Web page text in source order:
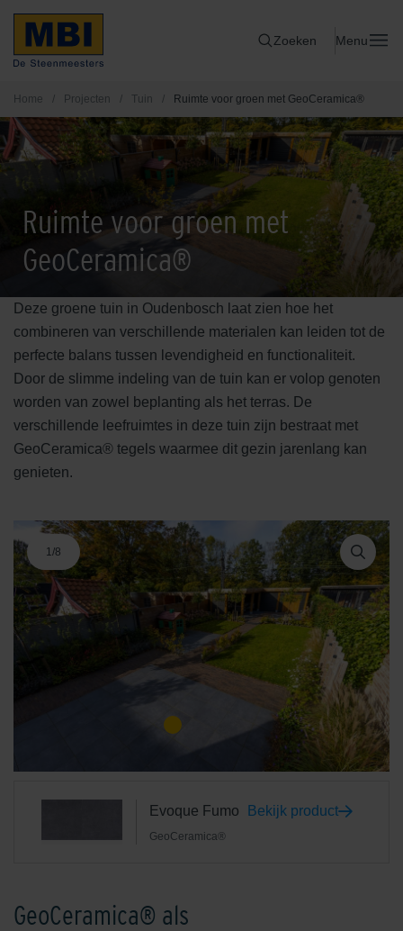
Zoeken Menu
Home / Projecten / Tuin / Ruimte voor groen met GeoCeramica®
Ruimte voor groen met
GeoCeramica®
Deze groene tuin in Oudenbosch laat zien hoe het
combineren van verschillende materialen kan leiden tot de
perfecte balans tussen levendigheid en functionaliteit.
Door de slimme indeling van de tuin kan er volop genoten
worden van zowel beplanting als het terras. De
verschillende leefruimtes in deze tuin zijn bestraat met
GeoCeramica® tegels waarmee dit gezin jarenlang kan
genieten.
1/8
Evoque Fumo
GeoCeramica®
Bekijk product
GeoCeramica® als